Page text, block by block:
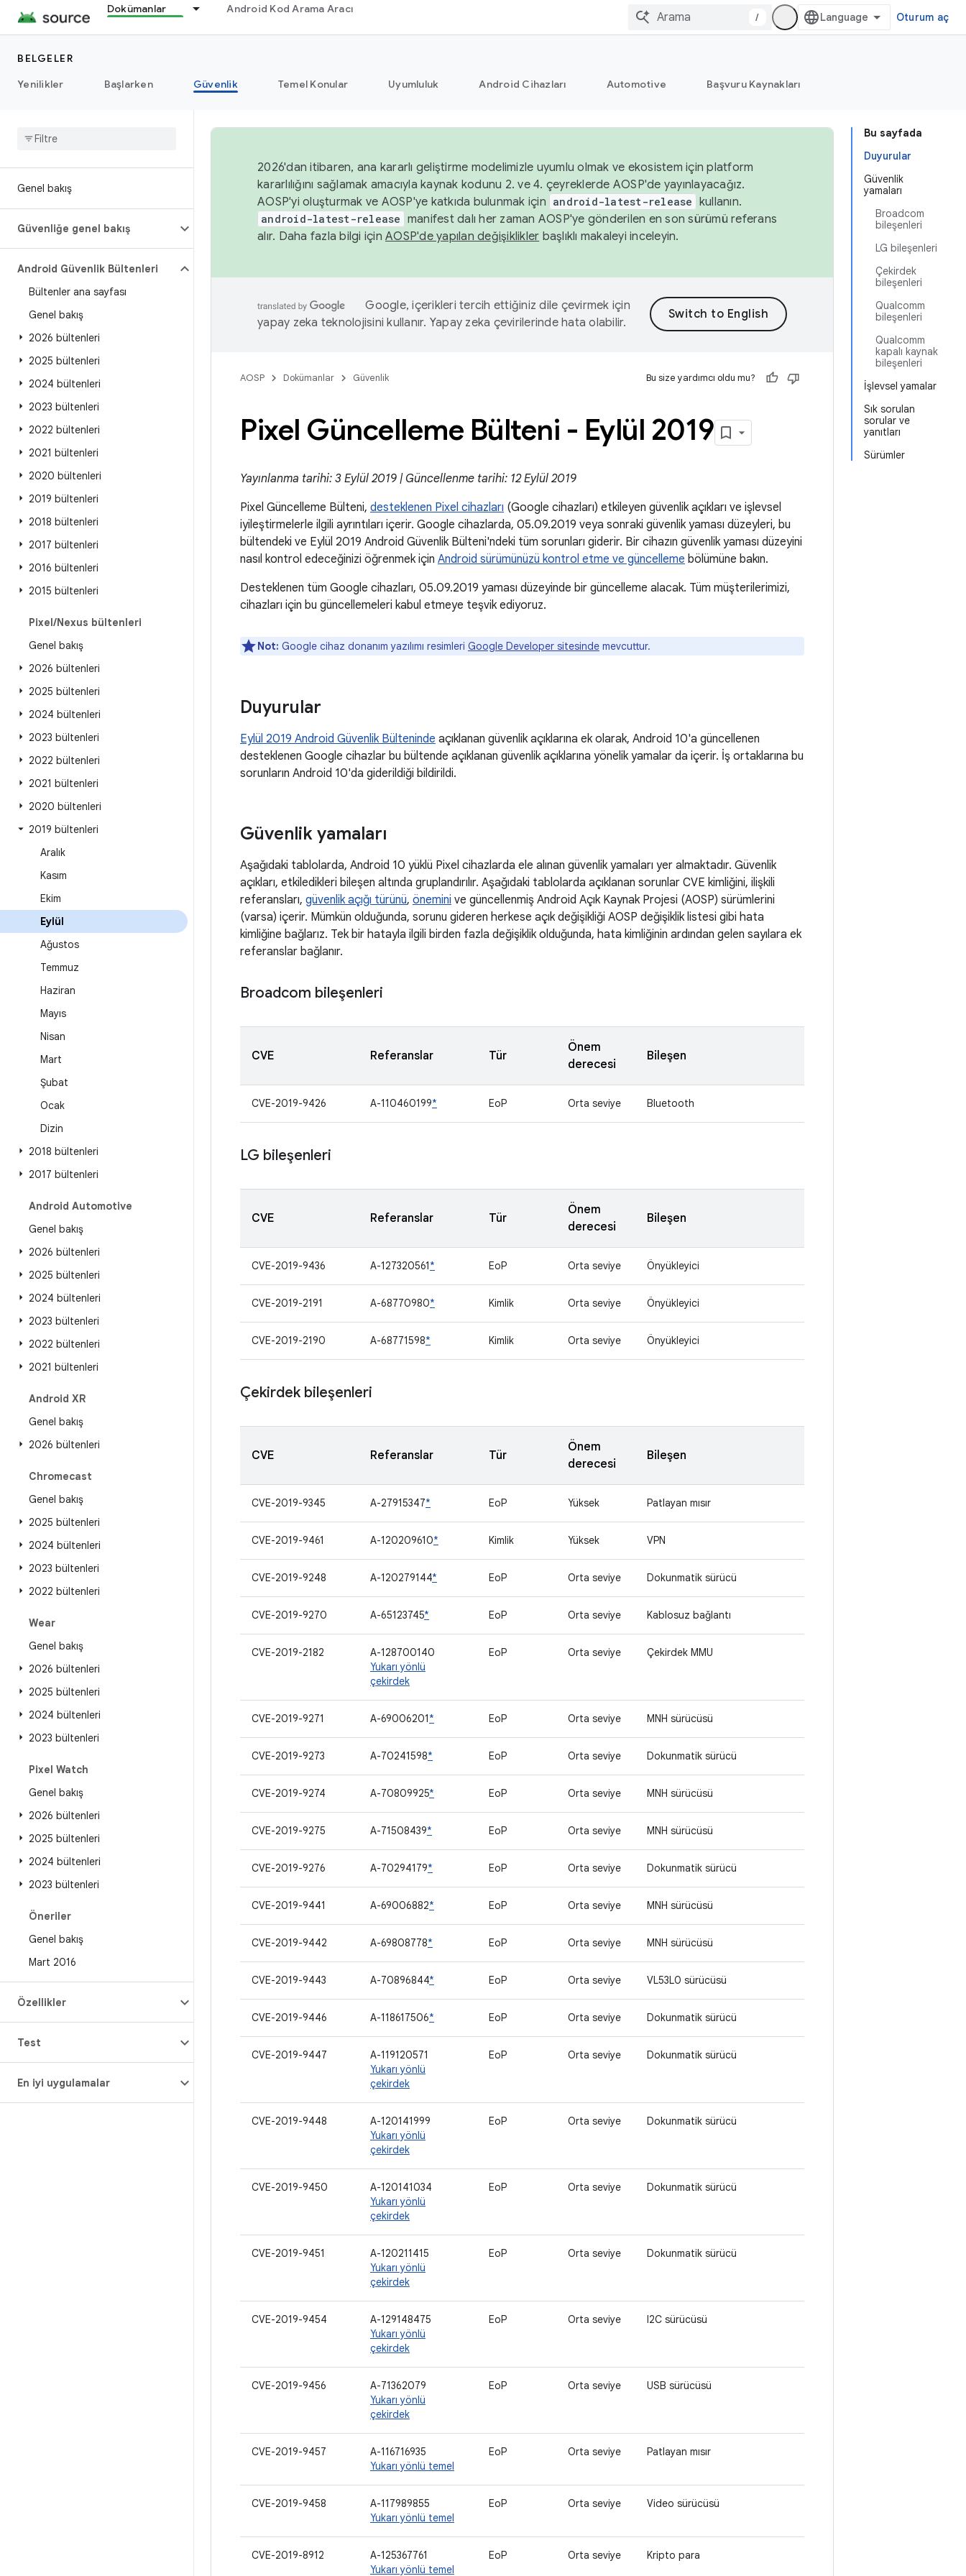
Dokümanlar Android Kod Arama Aracı
/ Oturum aç
BELGELER
Yenilikler
Başlarken Güvenlik Temel Konular Uyumluluk Android Cihazları Automotive Başvuru Kaynakları
Genel bakış
Güvenliğe genel bakış
Android Güvenlik Bültenleri
Bültenler ana sayfası
Genel bakış
2026 bültenleri
2025 bültenleri
2024 bültenleri
2023 bültenleri
2022 bültenleri
2021 bültenleri
2020 bültenleri
2019 bültenleri
2018 bültenleri
2017 bültenleri
2016 bültenleri
2015 bültenleri
Pixel/Nexus bültenleri
Genel bakış
2026 bültenleri
2025 bültenleri
2024 bültenleri
2023 bültenleri
2022 bültenleri
2021 bültenleri
2020 bültenleri
2019 bültenleri
Aralık
Kasım
Ekim
Eylül
Ağustos
Temmuz
Haziran
Mayıs
Nisan
Mart
Şubat
Ocak
Dizin
2018 bültenleri
2017 bültenleri
Android Automotive
Genel bakış
2026 bültenleri
2025 bültenleri
2024 bültenleri
2023 bültenleri
2022 bültenleri
2021 bültenleri
Android XR
Genel bakış
2026 bültenleri
Chromecast
Genel bakış
2025 bültenleri
2024 bültenleri
2023 bültenleri
2022 bültenleri
Wear
Genel bakış
2026 bültenleri
2025 bültenleri
2024 bültenleri
2023 bültenleri
Pixel Watch
Genel bakış
2026 bültenleri
2025 bültenleri
2024 bültenleri
2023 bültenleri
Öneriler
Genel bakış
Mart 2016
Özellikler
Test
En iyi uygulamalar
Bu sayfada
Duyurular
Güvenlik
yamaları
Broadcom
bileşenleri
LG bileşenleri
Çekirdek
bileşenleri
Qualcomm
bileşenleri
Qualcomm
kapalı kaynak
bileşenleri
İşlevsel yamalar
Sık sorulan
sorular ve
yanıtları
Sürümler
2026'dan itibaren, ana kararlı geliştirme modelimizle uyumlu olmak ve ekosistem için platform
kararlılığını sağlamak amacıyla kaynak kodunu 2. ve 4. çeyreklerde AOSP'de yayınlayacağız.
AOSP'yi oluşturmak ve AOSP'ye katkıda bulunmak için android-latest-release kullanın.
android-latest-release manifest dalı her zaman AOSP'ye gönderilen en son sürümü referans
alır. Daha fazla bilgi için AOSP'de yapılan değişiklikler başlıklı makaleyi inceleyin.
Google, içerikleri tercih ettiğiniz dile çevirmek için
yapay zeka teknolojisini kullanır. Yapay zeka çevirilerinde hata olabilir.
AOSP Dokümanlar Güvenlik Bu size yardımcı oldu mu?
Pixel Güncelleme Bülteni - Eylül 2019
Yayınlanma tarihi: 3 Eylül 2019 | Güncellenme tarihi: 12 Eylül 2019
Pixel Güncelleme Bülteni, desteklenen Pixel cihazları (Google cihazları) etkileyen güvenlik açıkları ve işlevsel
iyileştirmelerle ilgili ayrıntıları içerir. Google cihazlarda, 05.09.2019 veya sonraki güvenlik yaması düzeyleri, bu
bültendeki ve Eylül 2019 Android Güvenlik Bülteni'ndeki tüm sorunları giderir. Bir cihazın güvenlik yaması düzeyini
nasıl kontrol edeceğinizi öğrenmek için Android sürümünüzü kontrol etme ve güncelleme bölümüne bakın.
Desteklenen tüm Google cihazları, 05.09.2019 yaması düzeyinde bir güncelleme alacak. Tüm müşterilerimizi,
cihazları için bu güncellemeleri kabul etmeye teşvik ediyoruz.
Not: Google cihaz donanım yazılımı resimleri Google Developer sitesinde mevcuttur.
Duyurular
Eylül 2019 Android Güvenlik Bülteninde açıklanan güvenlik açıklarına ek olarak, Android 10'a güncellenen
desteklenen Google cihazlar bu bültende açıklanan güvenlik açıklarına yönelik yamalar da içerir. İş ortaklarına bu
sorunların Android 10'da giderildiği bildirildi.
Güvenlik yamaları
Aşağıdaki tablolarda, Android 10 yüklü Pixel cihazlarda ele alınan güvenlik yamaları yer almaktadır. Güvenlik
açıkları, etkiledikleri bileşen altında gruplandırılır. Aşağıdaki tablolarda açıklanan sorunlar CVE kimliğini, ilişkili
referansları, güvenlik açığı türünü, önemini ve güncellenmiş Android Açık Kaynak Projesi (AOSP) sürümlerini
(varsa) içerir. Mümkün olduğunda, sorunu gideren herkese açık değişikliği AOSP değişiklik listesi gibi hata
kimliğine bağlarız. Tek bir hatayla ilgili birden fazla değişiklik olduğunda, hata kimliğinin ardından gelen sayılara ek
referanslar bağlanır.
Broadcom bileşenleri
CVE Referanslar Tür
Önem
derecesi
Bileşen
CVE-2019-9426 A-110460199* EoP Orta seviye Bluetooth
LG bileşenleri
CVE Referanslar Tür
Önem
derecesi
Bileşen
CVE-2019-9436 A-127320561* EoP Orta seviye Önyükleyici
CVE-2019-2191 A-68770980* Kimlik Orta seviye Önyükleyici
CVE-2019-2190 A-68771598* Kimlik Orta seviye Önyükleyici
Çekirdek bileşenleri
CVE Referanslar Tür
Önem
derecesi
Bileşen
CVE-2019-9345 A-27915347* EoP Yüksek Patlayan mısır
CVE-2019-9461 A-120209610* Kimlik Yüksek VPN
CVE-2019-9248 A-120279144* EoP Orta seviye Dokunmatik sürücü
CVE-2019-9270 A-65123745* EoP Orta seviye Kablosuz bağlantı
CVE-2019-2182
A-128700140
Yukarı yönlü
çekirdek
EoP Orta seviye Çekirdek MMU
CVE-2019-9271 A-69006201* EoP Orta seviye MNH sürücüsü
CVE-2019-9273 A-70241598* EoP Orta seviye Dokunmatik sürücü
CVE-2019-9274 A-70809925* EoP Orta seviye MNH sürücüsü
CVE-2019-9275 A-71508439* EoP Orta seviye MNH sürücüsü
CVE-2019-9276 A-70294179* EoP Orta seviye Dokunmatik sürücü
CVE-2019-9441 A-69006882* EoP Orta seviye MNH sürücüsü
CVE-2019-9442 A-69808778* EoP Orta seviye MNH sürücüsü
CVE-2019-9443 A-70896844* EoP Orta seviye VL53L0 sürücüsü
CVE-2019-9446 A-118617506* EoP Orta seviye Dokunmatik sürücü
CVE-2019-9447
A-119120571
Yukarı yönlü
çekirdek
EoP Orta seviye Dokunmatik sürücü
CVE-2019-9448
A-120141999
Yukarı yönlü
çekirdek
EoP Orta seviye Dokunmatik sürücü
CVE-2019-9450
A-120141034
Yukarı yönlü
çekirdek
EoP Orta seviye Dokunmatik sürücü
CVE-2019-9451
A-120211415
Yukarı yönlü
çekirdek
EoP Orta seviye Dokunmatik sürücü
CVE-2019-9454
A-129148475
Yukarı yönlü
çekirdek
EoP Orta seviye I2C sürücüsü
CVE-2019-9456
A-71362079
Yukarı yönlü
çekirdek
EoP Orta seviye USB sürücüsü
CVE-2019-9457
A-116716935
Yukarı yönlü temel
EoP Orta seviye Patlayan mısır
CVE-2019-9458
A-117989855
Yukarı yönlü temel
EoP Orta seviye Video sürücüsü
CVE-2019-8912
A-125367761
Yukarı yönlü temel
EoP Orta seviye Kripto para